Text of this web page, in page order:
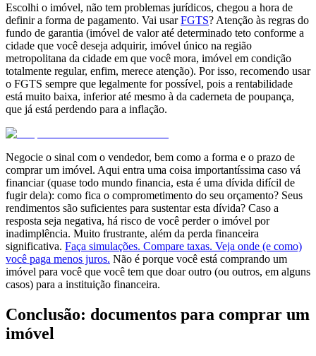
Escolhi o imóvel, não tem problemas jurídicos, chegou a hora de
definir a forma de pagamento. Vai usarFGTS? Atenção às regras do
fundo de garantia (imóvel de valor até determinado teto conforme a
cidade que você deseja adquirir, imóvel único na região
metropolitana da cidade em que você mora, imóvel em condição
totalmente regular, enfim, merece atenção). Por isso, recomendo usar
o FGTS sempre que legalmente for possível, pois a rentabilidade
está muito baixa, inferior até mesmo à da caderneta de poupança,
que já está perdendo para a inflação.
Negocie o sinal com o vendedor, bem como a forma e o prazo de
comprar um imóvel. Aqui entra uma coisa importantíssima caso vá
financiar (quase todo mundo financia, esta é uma dívida difícil de
fugir dela): como fica o comprometimento do seu orçamento? Seus
rendimentos são suficientes para sustentar esta dívida? Caso a
resposta seja negativa, há risco de você perder o imóvel por
inadimplência. Muito frustrante, além da perda financeira
significativa. Faça simulações. Compare taxas. Veja onde (e como)
você paga menos juros. Não é porque você está comprando um
imóvel para você que você tem que doar outro (ou outros, em alguns
casos) para a instituição financeira.
Conclusão: documentos para comprar um
imóvel